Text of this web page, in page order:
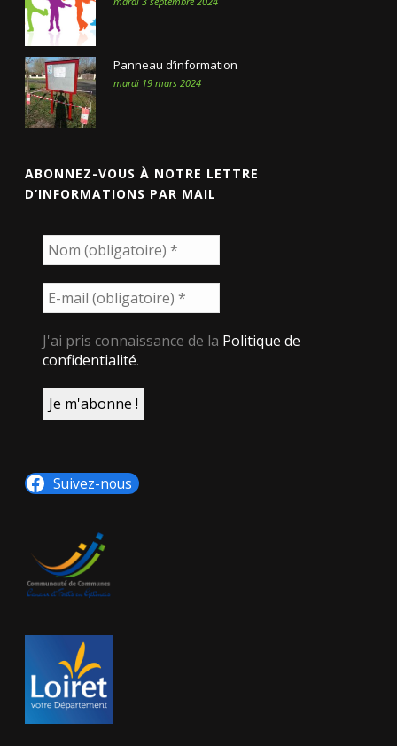
Panneau d’information
mardi 19 mars 2024
ABONNEZ-VOUS À NOTRE LETTRE
D’INFORMATIONS PAR MAIL
J'ai pris connaissance de la Politique de
confidentialité.
Suivez-nous